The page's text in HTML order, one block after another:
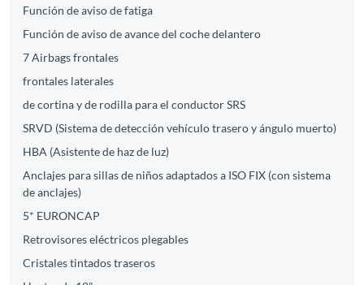
Función de aviso de fatiga
Función de aviso de avance del coche delantero
7 Airbags frontales
frontales laterales
de cortina y de rodilla para el conductor SRS
SRVD (Sistema de detección vehículo trasero y ángulo muerto)
HBA (Asistente de haz de luz)
Anclajes para sillas de niños adaptados a ISO FIX (con sistema
de anclajes)
5* EURONCAP
Retrovisores eléctricos plegables
Cristales tintados traseros